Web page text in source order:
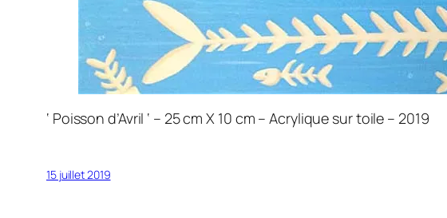
‘ Poisson d’Avril ‘ – 25 cm X 10 cm – Acrylique sur toile – 2019
15 juillet 2019